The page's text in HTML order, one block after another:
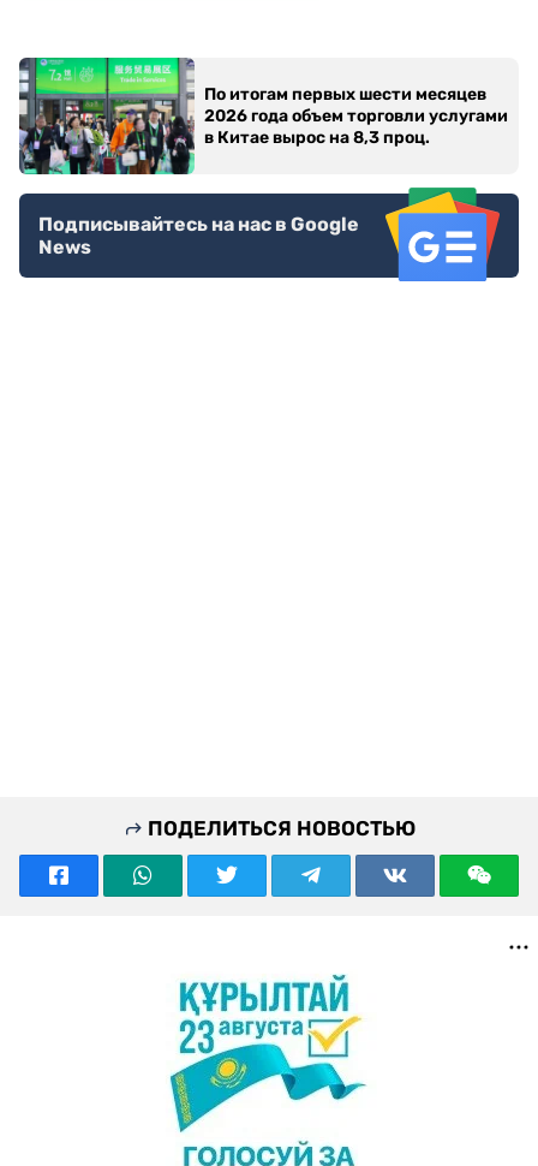
По итогам первых шести месяцев
2026 года объем торговли услугами
в Китае вырос на 8,3 проц.
Подписывайтесь на нас в Google
News
ПОДЕЛИТЬСЯ НОВОСТЬЮ